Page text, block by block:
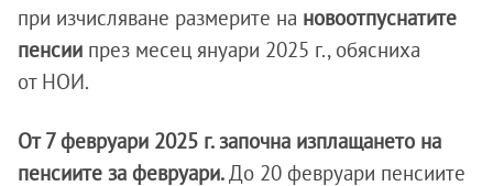
при изчисляване размерите на новоотпуснатите
пенсии през месец януари 2025 г., обясниха
от НОИ.
От 7 февруари 2025 г. започна изплащането на
пенсиите за февруари.До 20 февруари пенсиите